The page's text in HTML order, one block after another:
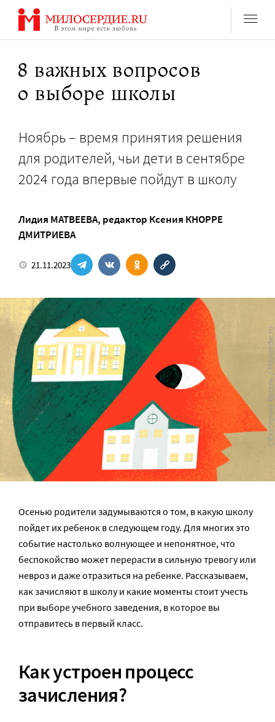
Перейти
содержанию
8 важных вопросов
о выборе школы
Ноябрь – время принятия решения
для родителей, чьи дети в сентябре
2024 года впервые пойдут в школу
Лидия МАТВЕЕВА, редактор Ксения КНОРРЕ
ДМИТРИЕВА
21.11.2023
Осенью родители задумываются о том, в какую школу
пойдет их ребенок в следующем году. Для многих это
событие настолько волнующее и непонятное, что
беспокойство может перерасти в сильную тревогу или
невроз и даже отразиться на ребенке. Рассказываем,
как зачисляют в школу и какие моменты стоит учесть
при выборе учебного заведения, в которое вы
отправитесь в первый класс.
Как устроен процесс
зачисления?